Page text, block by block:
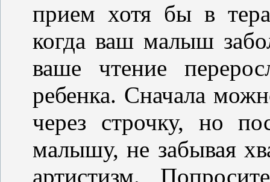
прием хотя бы в
когда ваш малыш
ваше чтение
ребенка. Сначала
через строчку, но
малышу, не забывая
артистизм.